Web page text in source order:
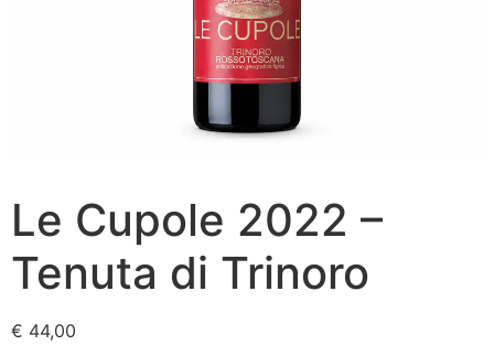
Le Cupole 2022 –
Tenuta di Trinoro
€ 44,00